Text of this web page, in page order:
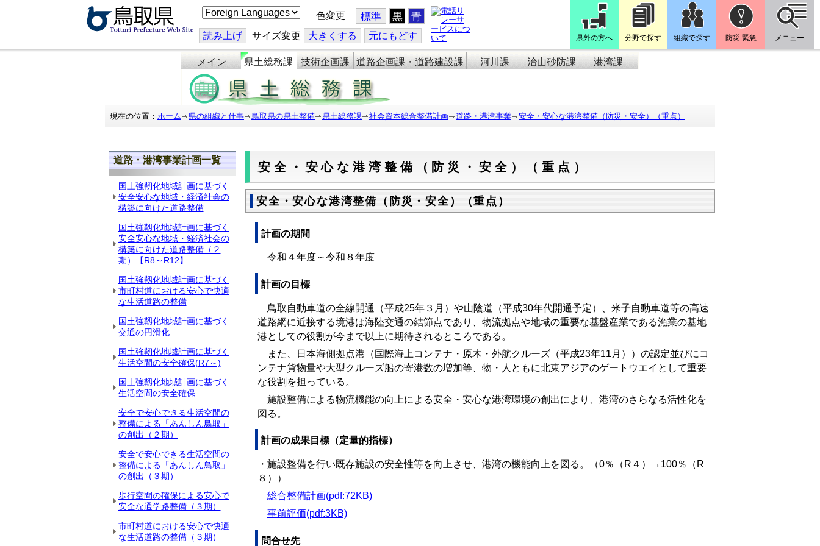
こ
の
ジ
を
翻
訳
す
る
色変更 標準 黒 青
読み上げ サイズ変更 大きくする 元にもどす 県外の方へ 分野で探す 組織で探す 防災 緊急 メニュー
メイン 県土総務課 技術企画課 道路企画課・道路建設課 河川課 治山砂防課 港湾課
現在の位置： ホーム 県の組織と仕事 鳥取県の県土整備 県土総務課 社会資本総合整備計画 道路・港湾事業 安全・安心な港湾整備（防災・安全）（重点）
道路・港湾事業計画一覧
国土強靭化地域計画に基づく
安全安心な地域・経済社会の
構築に向けた道路整備
国土強靱化地域計画に基づく
安全安心な地域・経済社会の
構築に向けた道路整備（２
期）【R8～R12】
国土強靱化地域計画に基づく
市町村道における安心で快適
な生活道路の整備
国土強靱化地域計画に基づく
交通の円滑化
国土強靭化地域計画に基づく
生活空間の安全確保(R7～)
国土強靱化地域計画に基づく
生活空間の安全確保
安全で安心できる生活空間の
整備による「あんしん鳥取」
の創出（２期）
安全で安心できる生活空間の
整備による「あんしん鳥取」
の創出（３期）
歩行空間の確保による安心で
安全な通学路整備（３期）
市町村道における安心で快適
な生活道路の整備（３期）
安全・安心な港湾整備（防災・安全）（重点）
安全・安心な港湾整備（防災・安全）（重点）
計画の期間
令和４年度～令和８年度
計画の目標
鳥取自動車道の全線開通（平成25年３月）や山陰道（平成30年代開通予定）、米子自動車道等の高速
道路網に近接する境港は海陸交通の結節点であり、物流拠点や地域の重要な基盤産業である漁業の基地
港としての役割が今まで以上に期待されるところである。
また、日本海側拠点港（国際海上コンテナ・原木・外航クルーズ（平成23年11月））の認定並びにコ
ンテナ貨物量や大型クルーズ船の寄港数の増加等、物・人ともに北東アジアのゲートウエイとして重要
な役割を担っている。
施設整備による物流機能の向上による安全・安心な港湾環境の創出により、港湾のさらなる活性化を
図る。
計画の成果目標（定量的指標）
・施設整備を行い既存施設の安全性等を向上させ、港湾の機能向上を図る。（0％（R４）→100％（R
８））
総合整備計画(pdf:72KB)
事前評価(pdf:3KB)
問合せ先